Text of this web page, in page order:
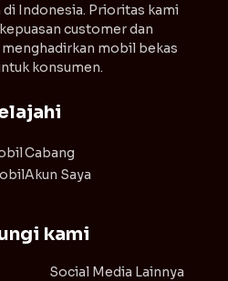
di Indonesia. Prioritas kami
customer dan
mobil bekas
konsumen.
Cabang
Akun Saya
kami
Social Media Lainnya